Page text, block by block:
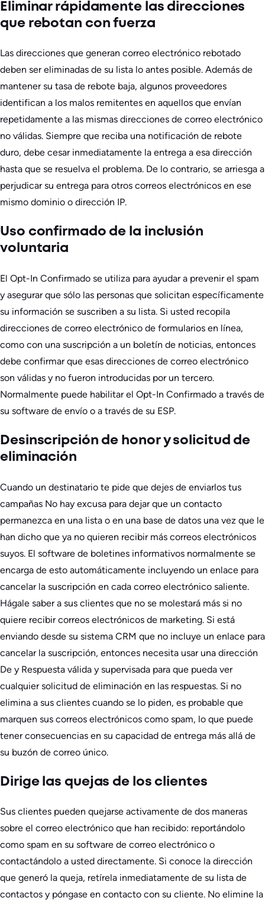
Eliminar rápidamente las direcciones
que rebotan con fuerza
Las direcciones que generan correo electrónico rebotado
deben ser eliminadas de su lista lo antes posible. Además de
mantener su tasa de rebote baja, algunos proveedores
identifican a los malos remitentes en aquellos que envían
repetidamente a las mismas direcciones de correo electrónico
no válidas. Siempre que reciba una notificación de rebote
duro, debe cesar inmediatamente la entrega a esa dirección
hasta que se resuelva el problema. De lo contrario, se arriesga a
perjudicar su entrega para otros correos electrónicos en ese
mismo dominio o dirección IP.
Uso confirmado de la inclusión
voluntaria
El Opt-In Confirmado se utiliza para ayudar a prevenir el spam
y asegurar que sólo las personas que solicitan específicamente
su información se suscriben a su lista. Si usted recopila
direcciones de correo electrónico de formularios en línea,
como con una suscripción a un boletín de noticias, entonces
debe confirmar que esas direcciones de correo electrónico
son válidas y no fueron introducidas por un tercero.
Normalmente puede habilitar el Opt-In Confirmado a través de
su software de envío o a través de su ESP.
Desinscripción de honor y solicitud de
eliminación
Cuando un destinatario te pide que dejes de enviarlos tus
campañas No hay excusa para dejar que un contacto
permanezca en una lista o en una base de datos una vez que le
han dicho que ya no quieren recibir más correos electrónicos
suyos. El software de boletines informativos normalmente se
encarga de esto automáticamente incluyendo un enlace para
cancelar la suscripción en cada correo electrónico saliente.
Hágale saber a sus clientes que no se molestará más si no
quiere recibir correos electrónicos de marketing. Si está
enviando desde su sistema CRM que no incluye un enlace para
cancelar la suscripción, entonces necesita usar una dirección
De y Respuesta válida y supervisada para que pueda ver
cualquier solicitud de eliminación en las respuestas. Si no
elimina a sus clientes cuando se lo piden, es probable que
marquen sus correos electrónicos como spam, lo que puede
tener consecuencias en su capacidad de entrega más allá de
su buzón de correo único.
Dirige las quejas de los clientes
Sus clientes pueden quejarse activamente de dos maneras
sobre el correo electrónico que han recibido: reportándolo
como spam en su software de correo electrónico o
contactándolo a usted directamente. Si conoce la dirección
que generó la queja, retírela inmediatamente de su lista de
contactos y póngase en contacto con su cliente. No elimine la